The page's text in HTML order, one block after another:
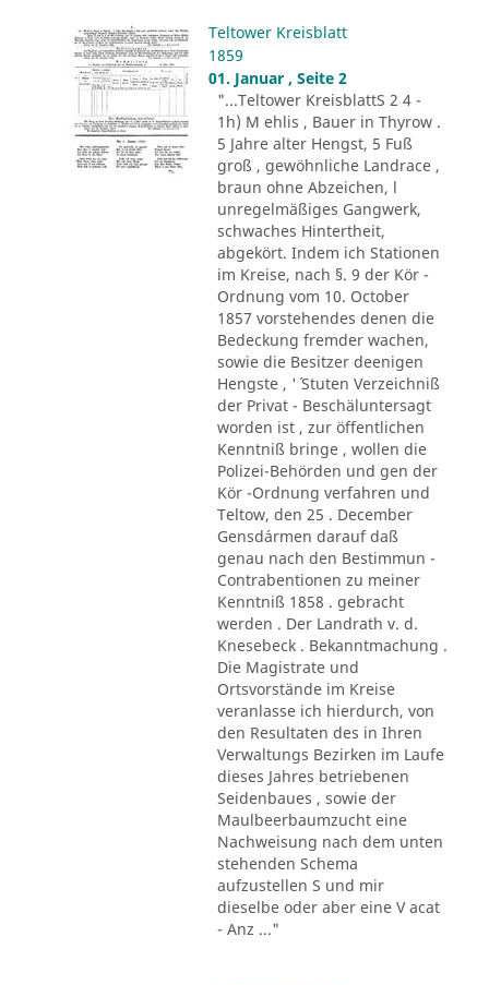
Teltower Kreisblatt
1859
01. Januar , Seite 2
"...Teltower KreisblattS 2 4 -
1h) M ehlis , Bauer in Thyrow .
5 Jahre alter Hengst, 5 Fuß
groß , gewöhnliche Landrace ,
braun ohne Abzeichen, l
unregelmäßiges Gangwerk,
schwaches Hintertheit,
abgekört. Indem ich Stationen
im Kreise, nach §. 9 der Kör -
Ordnung vom 10. October
1857 vorstehendes denen die
Bedeckung fremder wachen,
sowie die Besitzer deenigen
Hengste , '´ Stuten Verzeichniß
der Privat - Beschäluntersagt
worden ist , zur öffentlichen
Kenntniß bringe , wollen die
Polizei-Behörden und gen der
Kör -Ordnung verfahren und
Teltow, den 25 . December
Gensd´armen darauf daß
genau nach den Bestimmun -
Contrabentionen zu meiner
Kenntniß 1858 . gebracht
werden . Der Landrath v. d.
Knesebeck . Bekanntmachung .
Die Magistrate und
Ortsvorstände im Kreise
veranlasse ich hierdurch, von
den Resultaten des in Ihren
Verwaltungs Bezirken im Laufe
dieses Jahres betriebenen
Seidenbaues , sowie der
Maulbeerbaumzucht eine
Nachweisung nach dem unten
stehenden Schema
aufzustellen S und mir
dieselbe oder aber eine V acat
- Anz ..."